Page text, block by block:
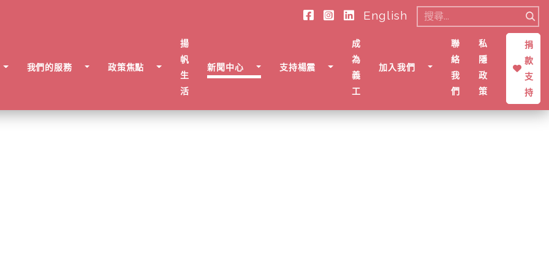
English
搜
我們的服務 政策焦點
揚
帆
生
活
新聞中心 支持楊震
成
為
義
工
加入我們
聯
絡
我
們
私
隱
政
策
捐
款
支
持